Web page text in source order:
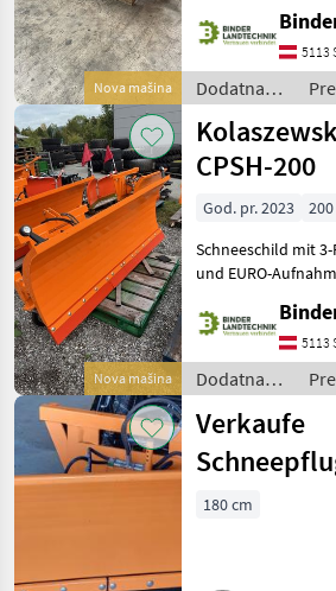
Hydrac
Hauer
Samasz
Wintec
Schmidt
Prikaži
sve
(40)
MARKETPLACE
Marketplace
Ponude
trgovaca
Mali
oglasi
Nova mašina
220cm
221 Gewicht: 311kg
Beschreibung
Streichbrett hydra
5113
Dodatna
oprema za
traktore /
Kolaszewski
Nova mašina
CPSH-200
God. pr. 2023
Schneeschild mit
und EURO-
Dreipunkt-
+ Kat 2 und Euro-
Arbeitsbreite: 177-
Seitenmaße:
5113
Dodatna
oprema za
traktore /
Kolaszewski
Verkaufe
m,
180 cm